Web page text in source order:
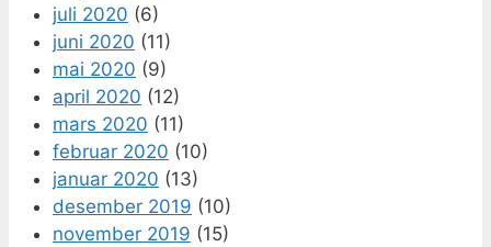
juli 2020 (6)
juni 2020 (11)
mai 2020 (9)
april 2020 (12)
mars 2020 (11)
februar 2020 (10)
januar 2020 (13)
desember 2019 (10)
november 2019 (15)